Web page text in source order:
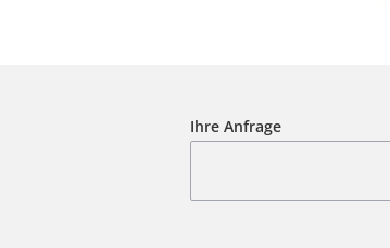
Ihre Anfrage